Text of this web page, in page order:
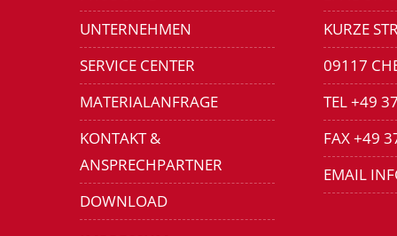
UNTERNEHMEN
SERVICE CENTER
MATERIALANFRAGE
KONTAKT &
ANSPRECHPARTNER
DOWNLOAD
KURZE
09117
TEL +49
FAX +49
EMAIL